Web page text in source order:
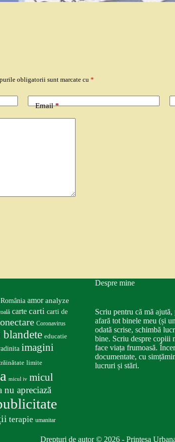
obligatorii sunt marcate cu*
Email*
amor analyze
carte carti carti de
Coronavirus
blandete educatie
imagini
limite
micul iv micul
nu apreciază
terapie umanitar
Despre mine
Scriu pentru că mă
afară tot binele meu (și
odată scrise, schimbă
bine. Scriu despre copiii
face viața frumoasă.
documentate, cu
lucruri și stări.
Drepturi de autor © 2026 - Printesa